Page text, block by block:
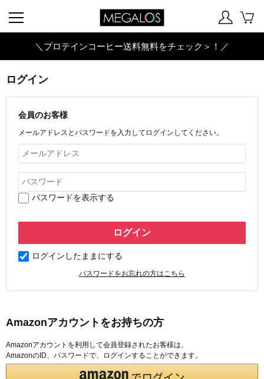
＼プロテインコーヒー送料無料をチェック＞！／
ログイン
会員のお客様
メールアドレスとパスワードを入力してログインしてください。
パスワードを表示する
ログインしたままにする
パスワードをお忘れの方はこちら
Amazonアカウントをお持ちの方
Amazonアカウントを利用して会員登録されたお客様は、
AmazonのID、パスワードで、ログインすることができます。